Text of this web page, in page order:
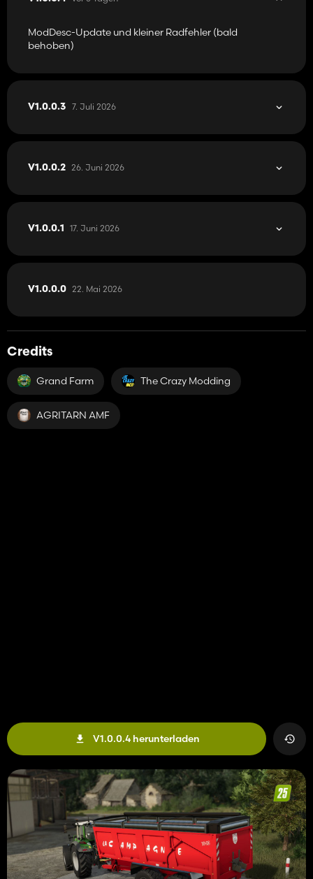
ModDesc-Update und kleiner Radfehler (bald
behoben)
V1.0.0.3 7. Juli 2026
V1.0.0.2 26. Juni 2026
V1.0.0.1 17. Juni 2026
V1.0.0.0 22. Mai 2026
Credits
Grand Farm The Crazy Modding
AGRITARN AMF
V1.0.0.4 herunterladen